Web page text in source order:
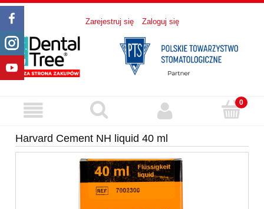
Zarejestruj się Zaloguj się
Harvard Cement NH liquid 40 ml